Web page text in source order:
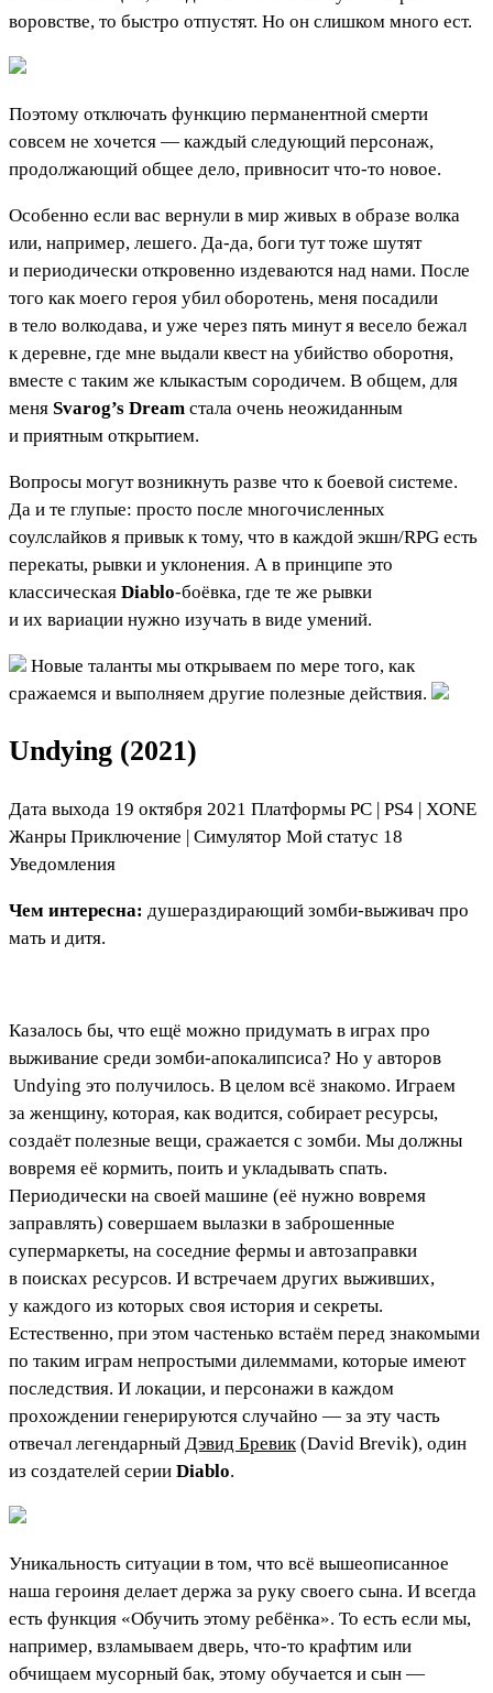
воровстве, то быстро отпустят. Но он слишком много ест.
Поэтому отключать функцию перманентной смерти
совсем не хочется — каждый следующий персонаж,
продолжающий общее дело, привносит что-то новое.
Особенно если вас вернули в мир живых в образе волка
или, например, лешего. Да-да, боги тут тоже шутят
и периодически откровенно издеваются над нами. После
того как моего героя убил оборотень, меня посадили
в тело волкодава, и уже через пять минут я весело бежал
к деревне, где мне выдали квест на убийство оборотня,
вместе с таким же клыкастым сородичем. В общем, для
меня Svarog’s Dream стала очень неожиданным
и приятным открытием.
Вопросы могут возникнуть разве что к боевой системе.
Да и те глупые: просто после многочисленных
соулслайков я привык к тому, что в каждой экшн/RPG есть
перекаты, рывки и уклонения. А в принципе это
классическая Diablo-боёвка, где те же рывки
и их вариации нужно изучать в виде умений.
Новые таланты мы открываем по мере того, как
сражаемся и выполняем другие полезные действия.
Undying (2021)
Дата выхода 19 октября 2021 Платформы PC PS4 XONE
Жанры Приключение
Симулятор Мой статус 18
Уведомления
Чем интересна: душераздирающий зомби-выживач про
мать и дитя.
Казалось бы, что ещё можно придумать в играх про
выживание среди зомби-апокалипсиса? Но у авторов
Undying это получилось. В целом всё знакомо. Играем
за женщину, которая, как водится, собирает ресурсы,
создаёт полезные вещи, сражается с зомби. Мы должны
вовремя её кормить, поить и укладывать спать.
Периодически на своей машине (её нужно вовремя
заправлять) совершаем вылазки в заброшенные
супермаркеты, на соседние фермы и автозаправки
в поисках ресурсов. И встречаем других выживших,
у каждого из которых своя история и секреты.
Естественно, при этом частенько встаём перед знакомыми
по таким играм непростыми дилеммами, которые имеют
последствия. И локации, и персонажи в каждом
прохождении генерируются случайно — за эту часть
отвечал легендарный Дэвид Бревик(David Brevik), один
из создателей серии Diablo.
Уникальность ситуации в том, что всё вышеописанное
наша героиня делает держа за руку своего сына. И всегда
есть функция «Обучить этому ребёнка». То есть если мы,
например, взламываем дверь, что-то крафтим или
обчищаем мусорный бак, этому обучается и сын —